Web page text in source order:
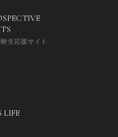
生応援サイト
LIFE